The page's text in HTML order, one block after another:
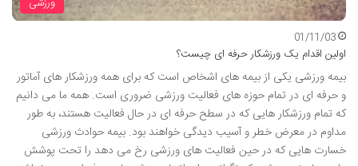
01/11/03
اولین اقدام یک ورزشکار حرفه ای چیست؟
بیمه ورزشی یکی از بیمه های اشخاص است که برای همه ورزشکار های آماتور
و حرفه ای در تمام حوزه های فعالیت ورزشی ضروری است. همه ما می دانیم
که تمام ورزشکار هایی که در سطح حرفه ای در حال فعالیت هستند، به طور
مداوم در معرض خطر و آسیب دیدگی خواهند بود. بیمه حوادث ورزشی
خسارت هایی که در حین فعالیت های ورزشی رخ می دهد را تحت پوشش